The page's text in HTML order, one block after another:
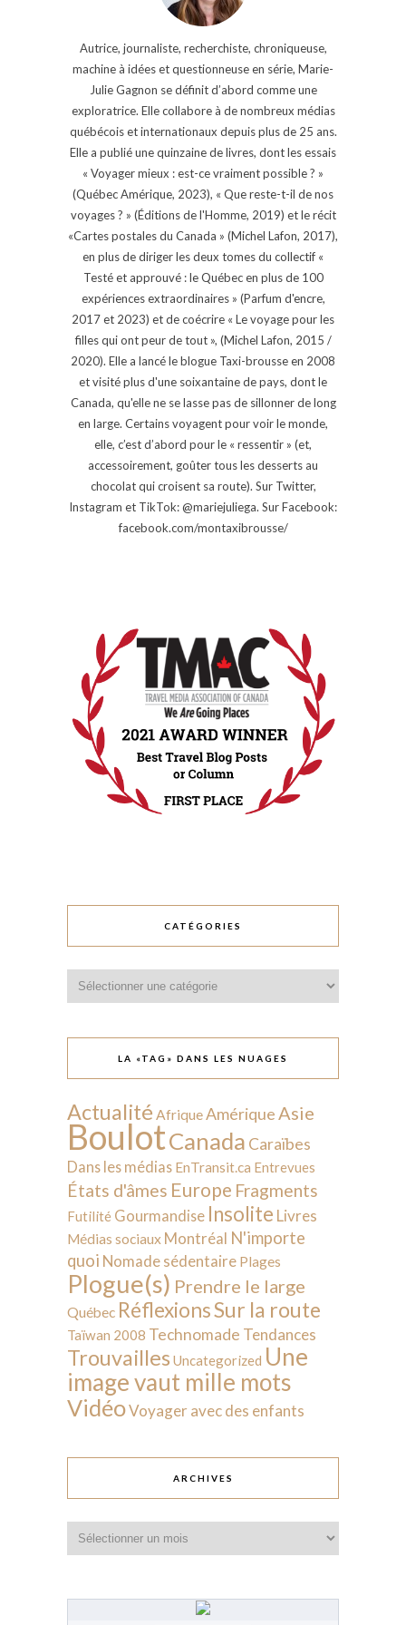
Autrice, journaliste, recherchiste, chroniqueuse,
machine à idées et questionneuse en série, Marie-
Julie Gagnon se définit d’abord comme une
exploratrice. Elle collabore à de nombreux médias
québécois et internationaux depuis plus de 25 ans.
Elle a publié une quinzaine de livres, dont les essais
« Voyager mieux : est-ce vraiment possible ? »
(Québec Amérique, 2023), « Que reste-t-il de nos
voyages ? » (Éditions de l'Homme, 2019) et le récit
«Cartes postales du Canada » (Michel Lafon, 2017),
en plus de diriger les deux tomes du collectif «
Testé et approuvé : le Québec en plus de 100
expériences extraordinaires » (Parfum d'encre,
2017 et 2023) et de coécrire « Le voyage pour les
filles qui ont peur de tout », (Michel Lafon, 2015 /
2020). Elle a lancé le blogue Taxi-brousse en 2008
et visité plus d'une soixantaine de pays, dont le
Canada, qu'elle ne se lasse pas de sillonner de long
en large. Certains voyagent pour voir le monde,
elle, c’est d’abord pour le « ressentir » (et,
accessoirement, goûter tous les desserts au
chocolat qui croisent sa route). Sur Twitter,
Instagram et TikTok: @mariejuliega. Sur Facebook:
facebook.com/montaxibrousse/
CATÉGORIES
LA «TAG» DANS LES NUAGES
Actualité AfriqueAmérique Asie
BoulotCanada Caraïbes
Dans les médias EnTransit.ca Entrevues
États d'âmes Europe Fragments
Futilité Gourmandise Insolite Livres
Médias sociaux Montréal N'importe
quoi Nomade sédentaire Plages
Plogue(s) Prendre le large
Québec RéflexionsSur la route
Taïwan 2008 Technomade Tendances
Trouvailles Uncategorized Une
image vaut mille mots
VidéoVoyager avec des enfants
ARCHIVES